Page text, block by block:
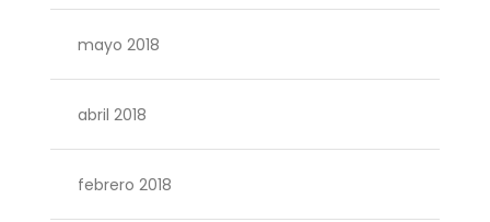
mayo 2018
abril 2018
febrero 2018